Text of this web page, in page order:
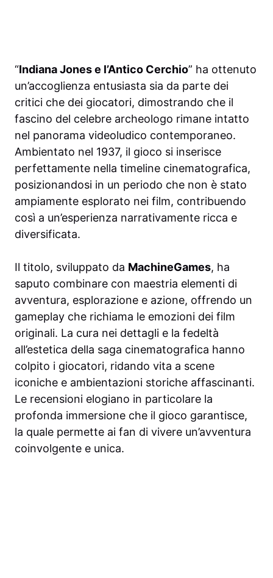
“Indiana Jones e l’Antico Cerchio” ha ottenuto
un’accoglienza entusiasta sia da parte dei
critici che dei giocatori, dimostrando che il
fascino del celebre archeologo rimane intatto
nel panorama videoludico contemporaneo.
Ambientato nel 1937, il gioco si inserisce
perfettamente nella timeline cinematografica,
posizionandosi in un periodo che non è stato
ampiamente esplorato nei film, contribuendo
così a un’esperienza narrativamente ricca e
diversificata.
Il titolo, sviluppato da MachineGames, ha
saputo combinare con maestria elementi di
avventura, esplorazione e azione, offrendo un
gameplay che richiama le emozioni dei film
originali. La cura nei dettagli e la fedeltà
all’estetica della saga cinematografica hanno
colpito i giocatori, ridando vita a scene
iconiche e ambientazioni storiche affascinanti.
Le recensioni elogiano in particolare la
profonda immersione che il gioco garantisce,
la quale permette ai fan di vivere un’avventura
coinvolgente e unica.